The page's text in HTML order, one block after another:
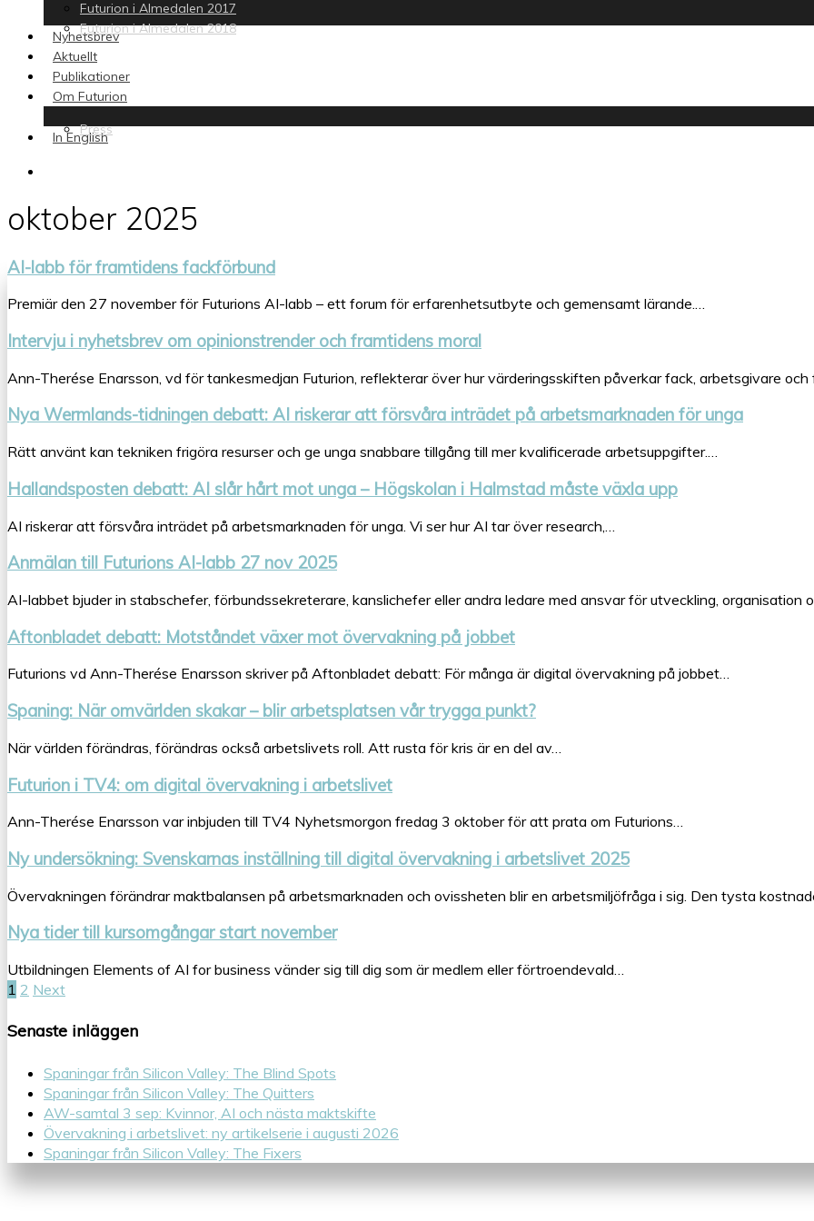
Futurion i Almedalen 2017
Futurion i Almedalen 2018
Nyhetsbrev
Aktuellt
Publikationer
Om Futurion
Press
In English
oktober 2025
AI-labb för framtidens fackförbund
Premiär den 27 november för Futurions AI-labb – ett forum för erfarenhetsutbyte och gemensamt lärande.…
Intervju i nyhetsbrev om opinionstrender och framtidens moral
Ann-Therése Enarsson, vd för tankesmedjan Futurion, reflekterar över hur värderingsskiften påverkar fack, arbetsgivare
Nya Wermlands-tidningen debatt: AI riskerar att försvåra inträdet på arbetsmarknaden för unga
Rätt använt kan tekniken frigöra resurser och ge unga snabbare tillgång till mer kvalificerade arbetsuppgifter.…
Hallandsposten debatt: AI slår hårt mot unga – Högskolan i Halmstad måste växla upp
AI riskerar att försvåra inträdet på arbetsmarknaden för unga. Vi ser hur AI tar över research,…
Anmälan till Futurions AI-labb 27 nov 2025
AI-labbet bjuder in stabschefer, förbundssekreterare, kanslichefer eller andra ledare med ansvar för utveckling, organisation
Aftonbladet debatt: Motståndet växer mot övervakning på jobbet
Futurions vd Ann-Therése Enarsson skriver på Aftonbladet debatt: För många är digital övervakning på jobbet…
Spaning: När omvärlden skakar – blir arbetsplatsen vår trygga punkt?
När världen förändras, förändras också arbetslivets roll. Att rusta för kris är en del av…
Futurion i TV4: om digital övervakning i arbetslivet
Ann-Therése Enarsson var inbjuden till TV4 Nyhetsmorgon fredag 3 oktober för att prata om Futurions…
Ny undersökning: Svenskarnas inställning till digital övervakning i arbetslivet 2025
Övervakningen förändrar maktbalansen på arbetsmarknaden och ovissheten blir en arbetsmiljöfråga i sig. Den tysta
Nya tider till kursomgångar start november
Utbildningen Elements of AI for business vänder sig till dig som är medlem eller förtroendevald…
1 2 Next
Senaste inläggen
Spaningar från Silicon Valley: The Blind Spots
Spaningar från Silicon Valley: The Quitters
AW-samtal 3 sep: Kvinnor, AI och nästa maktskifte
Övervakning i arbetslivet: ny artikelserie i augusti 2026
Spaningar från Silicon Valley: The Fixers